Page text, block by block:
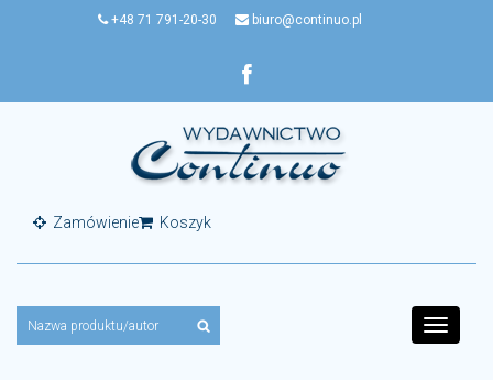
+48 71 791-20-30 biuro@continuo.pl
Zamówienie Koszyk
Toggle